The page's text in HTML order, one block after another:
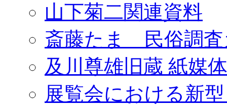
山下菊二関連資料
斎藤たま 民俗調査
及川尊雄旧蔵 紙媒
展覧会における新